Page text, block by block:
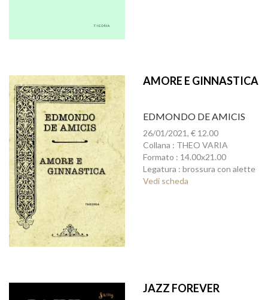
AMORE E GINNASTICA
EDMONDO DE AMICIS
26/01/2021, € 12.00
Collana : THEO VARIA
Formato : 14.00x21.00
Legatura : brossura con alette
Vedi scheda
JAZZ FOREVER